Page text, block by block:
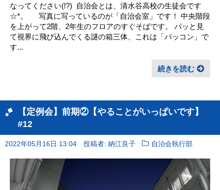
なってください(!?) ㅤ 自治会とは、清水谷高校の生徒会です
☆*。 ㅤ 写真に写っているのが「自治会室」です！ 中央階段
を上がって2階、2年生のフロアのすぐそばです。 パッと見
て視界に飛び込んでくる謎の箱三体、これは「パッコン」で
す‎...
続きを読む
【定例会】前期②【やることがいっぱいです】
#12
2022年05月16日 13:04 投稿者: 納江良子 自治会執行部